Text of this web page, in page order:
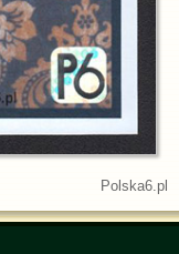
Polska6.pl